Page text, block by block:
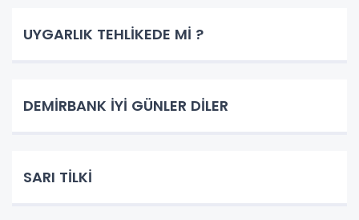
UYGARLIK TEHLİKEDE Mİ ?
DEMİRBANK İYİ GÜNLER DİLER
SARI TİLKİ